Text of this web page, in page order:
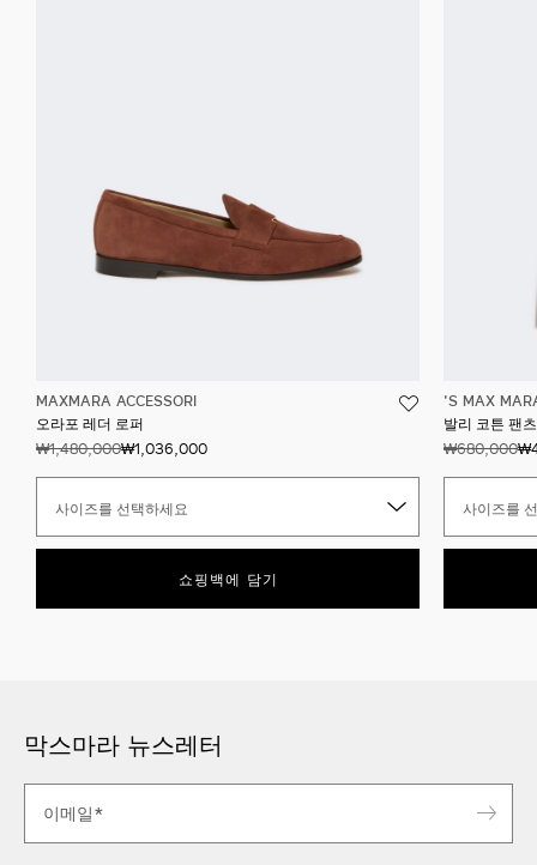
MAXMARA ACCESSORI
오라포 레더 로퍼
₩1,480,000₩1,036,000
사이즈를 선택하세요
쇼핑백에 담기
'S MAX
발리 코튼 팬츠
₩680,000
사이즈를
막스마라 뉴스레터